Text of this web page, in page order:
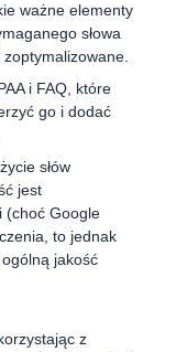
ważne elementy
słowa
i FAQ, które
go i dodać
słów
jest
(choć Google
to jednak
jakość
z